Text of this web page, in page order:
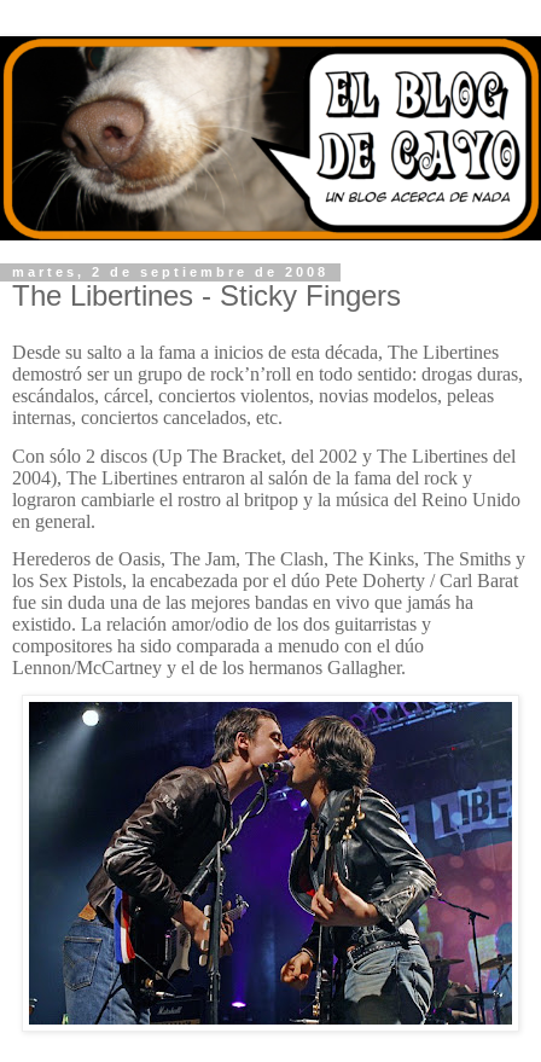
martes, 2 de septiembre de 2008
The Libertines - Sticky Fingers
Desde su salto a la fama a inicios de esta década, The Libertines
demostró ser un grupo de rock’n’roll en todo sentido: drogas duras,
escándalos, cárcel, conciertos violentos, novias modelos, peleas
internas, conciertos cancelados, etc.
Con sólo 2 discos (Up The Bracket, del 2002 y The Libertines del
2004), The Libertines entraron al salón de la fama del rock y
lograron cambiarle el rostro al britpop y la música del Reino Unido
en general.
Herederos de Oasis, The Jam, The Clash, The Kinks, The Smiths y
los Sex Pistols, la encabezada por el dúo Pete Doherty / Carl Barat
fue sin duda una de las mejores bandas en vivo que jamás ha
existido. La relación amor/odio de los dos guitarristas y
compositores ha sido comparada a menudo con el dúo
Lennon/McCartney y el de los hermanos Gallagher.